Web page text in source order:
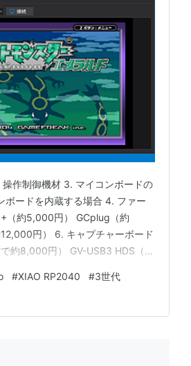
作制御機材 3. マイコンボードの
ボードを内蔵する場合 4. ファー
（約5,000円） GCplug（約
円） 6. キャプチャーボード
約8,000円） GV-USB3 HDS（約
#XIAO RP2040 #3世代